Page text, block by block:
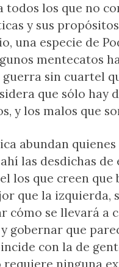
todos los que no
y sus
una especie de
mentecatos
guerra sin cuartel
que sólo hay
y los malos que
abundan
las desdichas
los que creen que
que la izquierda,
cómo se llevará a
gobernar que
con la de
ninguna